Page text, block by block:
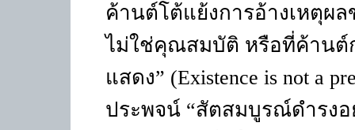
ค้านต์โต้แย้งการอ้างเหตุผ
ไม่ใช่คุณสมบัติ หรือที่ค้านต์
แสดง” (Existence is not a
ประพจน์ “สัตสมบูรณ์ดำรงอ